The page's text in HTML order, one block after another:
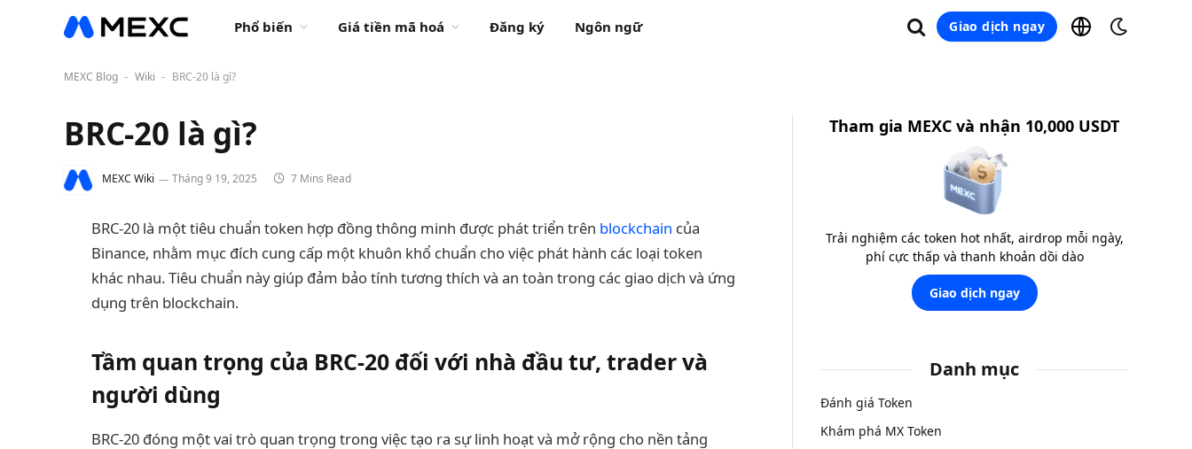
Phổ biến Giá tiền mã hoá Đăng ký Ngôn ngữ Giao dịch ngay
MEXC Blog - Wiki - BRC-20 là gì?
BRC-20 là gì?
MEXC Wiki Tháng 9 19, 2025 7 Mins Read
BRC-20 là một tiêu chuẩn token hợp đồng thông minh được phát triển trên blockchain của
Binance, nhằm mục đích cung cấp một khuôn khổ chuẩn cho việc phát hành các loại token
khác nhau. Tiêu chuẩn này giúp đảm bảo tính tương thích và an toàn trong các giao dịch và ứng
dụng trên blockchain.
Tầm quan trọng của BRC-20 đối với nhà đầu tư, trader và
người dùng
BRC-20 đóng một vai trò quan trọng trong việc tạo ra sự linh hoạt và mở rộng cho nền tảng
Tham gia MEXC và nhận 10,000 USDT
Trải nghiệm các token hot nhất, airdrop mỗi ngày,
phí cực thấp và thanh khoản dồi dào
Giao dịch ngay
Danh mục
Đánh giá Token
Khám phá MX Token